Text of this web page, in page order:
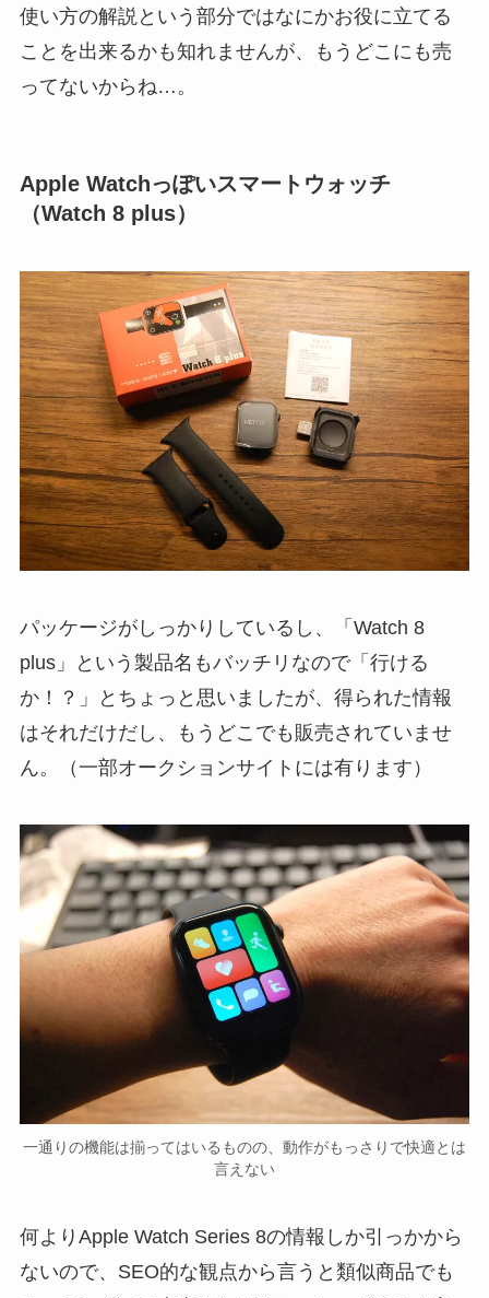
使い方の解説という部分ではなにかお役に立てる
ことを出来るかも知れませんが、もうどこにも売
ってないからね…。
Apple Watchっぽいスマートウォッチ
（Watch 8 plus）
パッケージがしっかりしているし、「Watch 8
plus」という製品名もバッチリなので「行ける
か！？」とちょっと思いましたが、得られた情報
はそれだけだし、もうどこでも販売されていませ
ん。（一部オークションサイトには有ります）
一通りの機能は揃ってはいるものの、動作がもっさりで快適とは
言えない
何よりApple Watch Series 8の情報しか引っかから
ないので、SEO的な観点から言うと類似商品でも